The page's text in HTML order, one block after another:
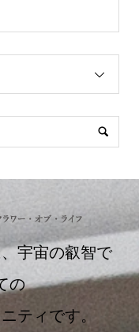
宇宙の叡智で
の
ティです。